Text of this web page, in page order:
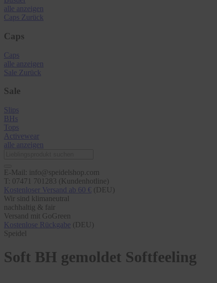
alle anzeigen
Caps Zurück
Caps
Caps
alle anzeigen
Sale Zurück
Sale
Slips
BHs
Tops
Activewear
alle anzeigen
E-Mail: info@speidelshop.com
T: 07471 701283 (Kundenhotline)
Kostenloser Versand ab 60 € (DEU)
Wir sind klimaneutral
nachhaltig & fair
Versand mit GoGreen
Kostenlose Rückgabe (DEU)
Speidel
Soft BH gemoldet Softfeeling